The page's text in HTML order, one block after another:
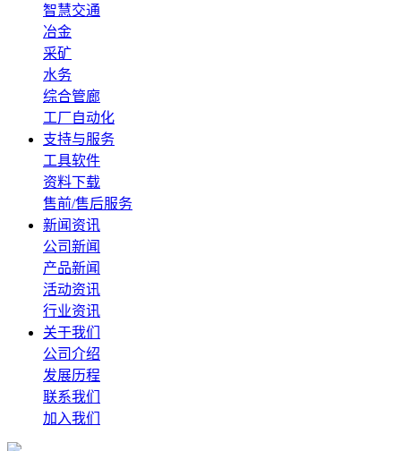
智慧交通
冶金
采矿
水务
综合管廊
工厂自动化
支持与服务
工具软件
资料下载
售前/售后服务
新闻资讯
公司新闻
产品新闻
活动资讯
行业资讯
关于我们
公司介绍
发展历程
联系我们
加入我们